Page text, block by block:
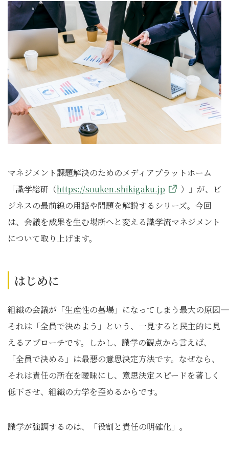
マネジメント課題解決のためのメディアプラットホーム
「識学総研（https://souken.shikigaku.jp
）」が、ビ
ジネスの最前線の用語や問題を解説するシリーズ。今回
は、会議を成果を生む場所へと変える識学流マネジメント
について取り上げます。
はじめに
組織の会議が「生産性の墓場」になってしまう最大の原因――
それは「全員で決めよう」という、一見すると民主的に見
えるアプローチです。しかし、識学の観点から言えば、
「全員で決める」は最悪の意思決定方法です。なぜなら、
それは責任の所在を曖昧にし、意思決定スピードを著しく
低下させ、組織の力学を歪めるからです。
識学が強調するのは、「役割と責任の明確化」。